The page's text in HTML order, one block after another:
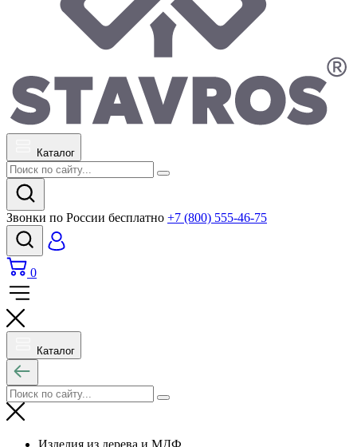
Каталог
Звонки по России бесплатно +7 (800) 555-46-75
0
Каталог
Изделия из дерева и МДФ